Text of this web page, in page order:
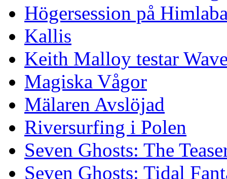
Högersession på
Kallis
Keith Malloy testar
Magiska Vågor
Mälaren Avslöjad
Riversurfing i Polen
Seven Ghosts: The
Seven Ghosts: Tidal